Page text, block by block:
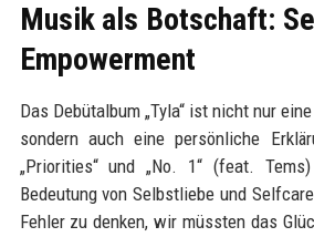
Musik als Botschaft:
Empowerment
Das Debütalbum „Tyla“ ist nicht nur
sondern auch eine persönliche
„Priorities“ und „No. 1“ (feat.
Bedeutung von Selbstliebe und
Fehler zu denken, wir müssten das